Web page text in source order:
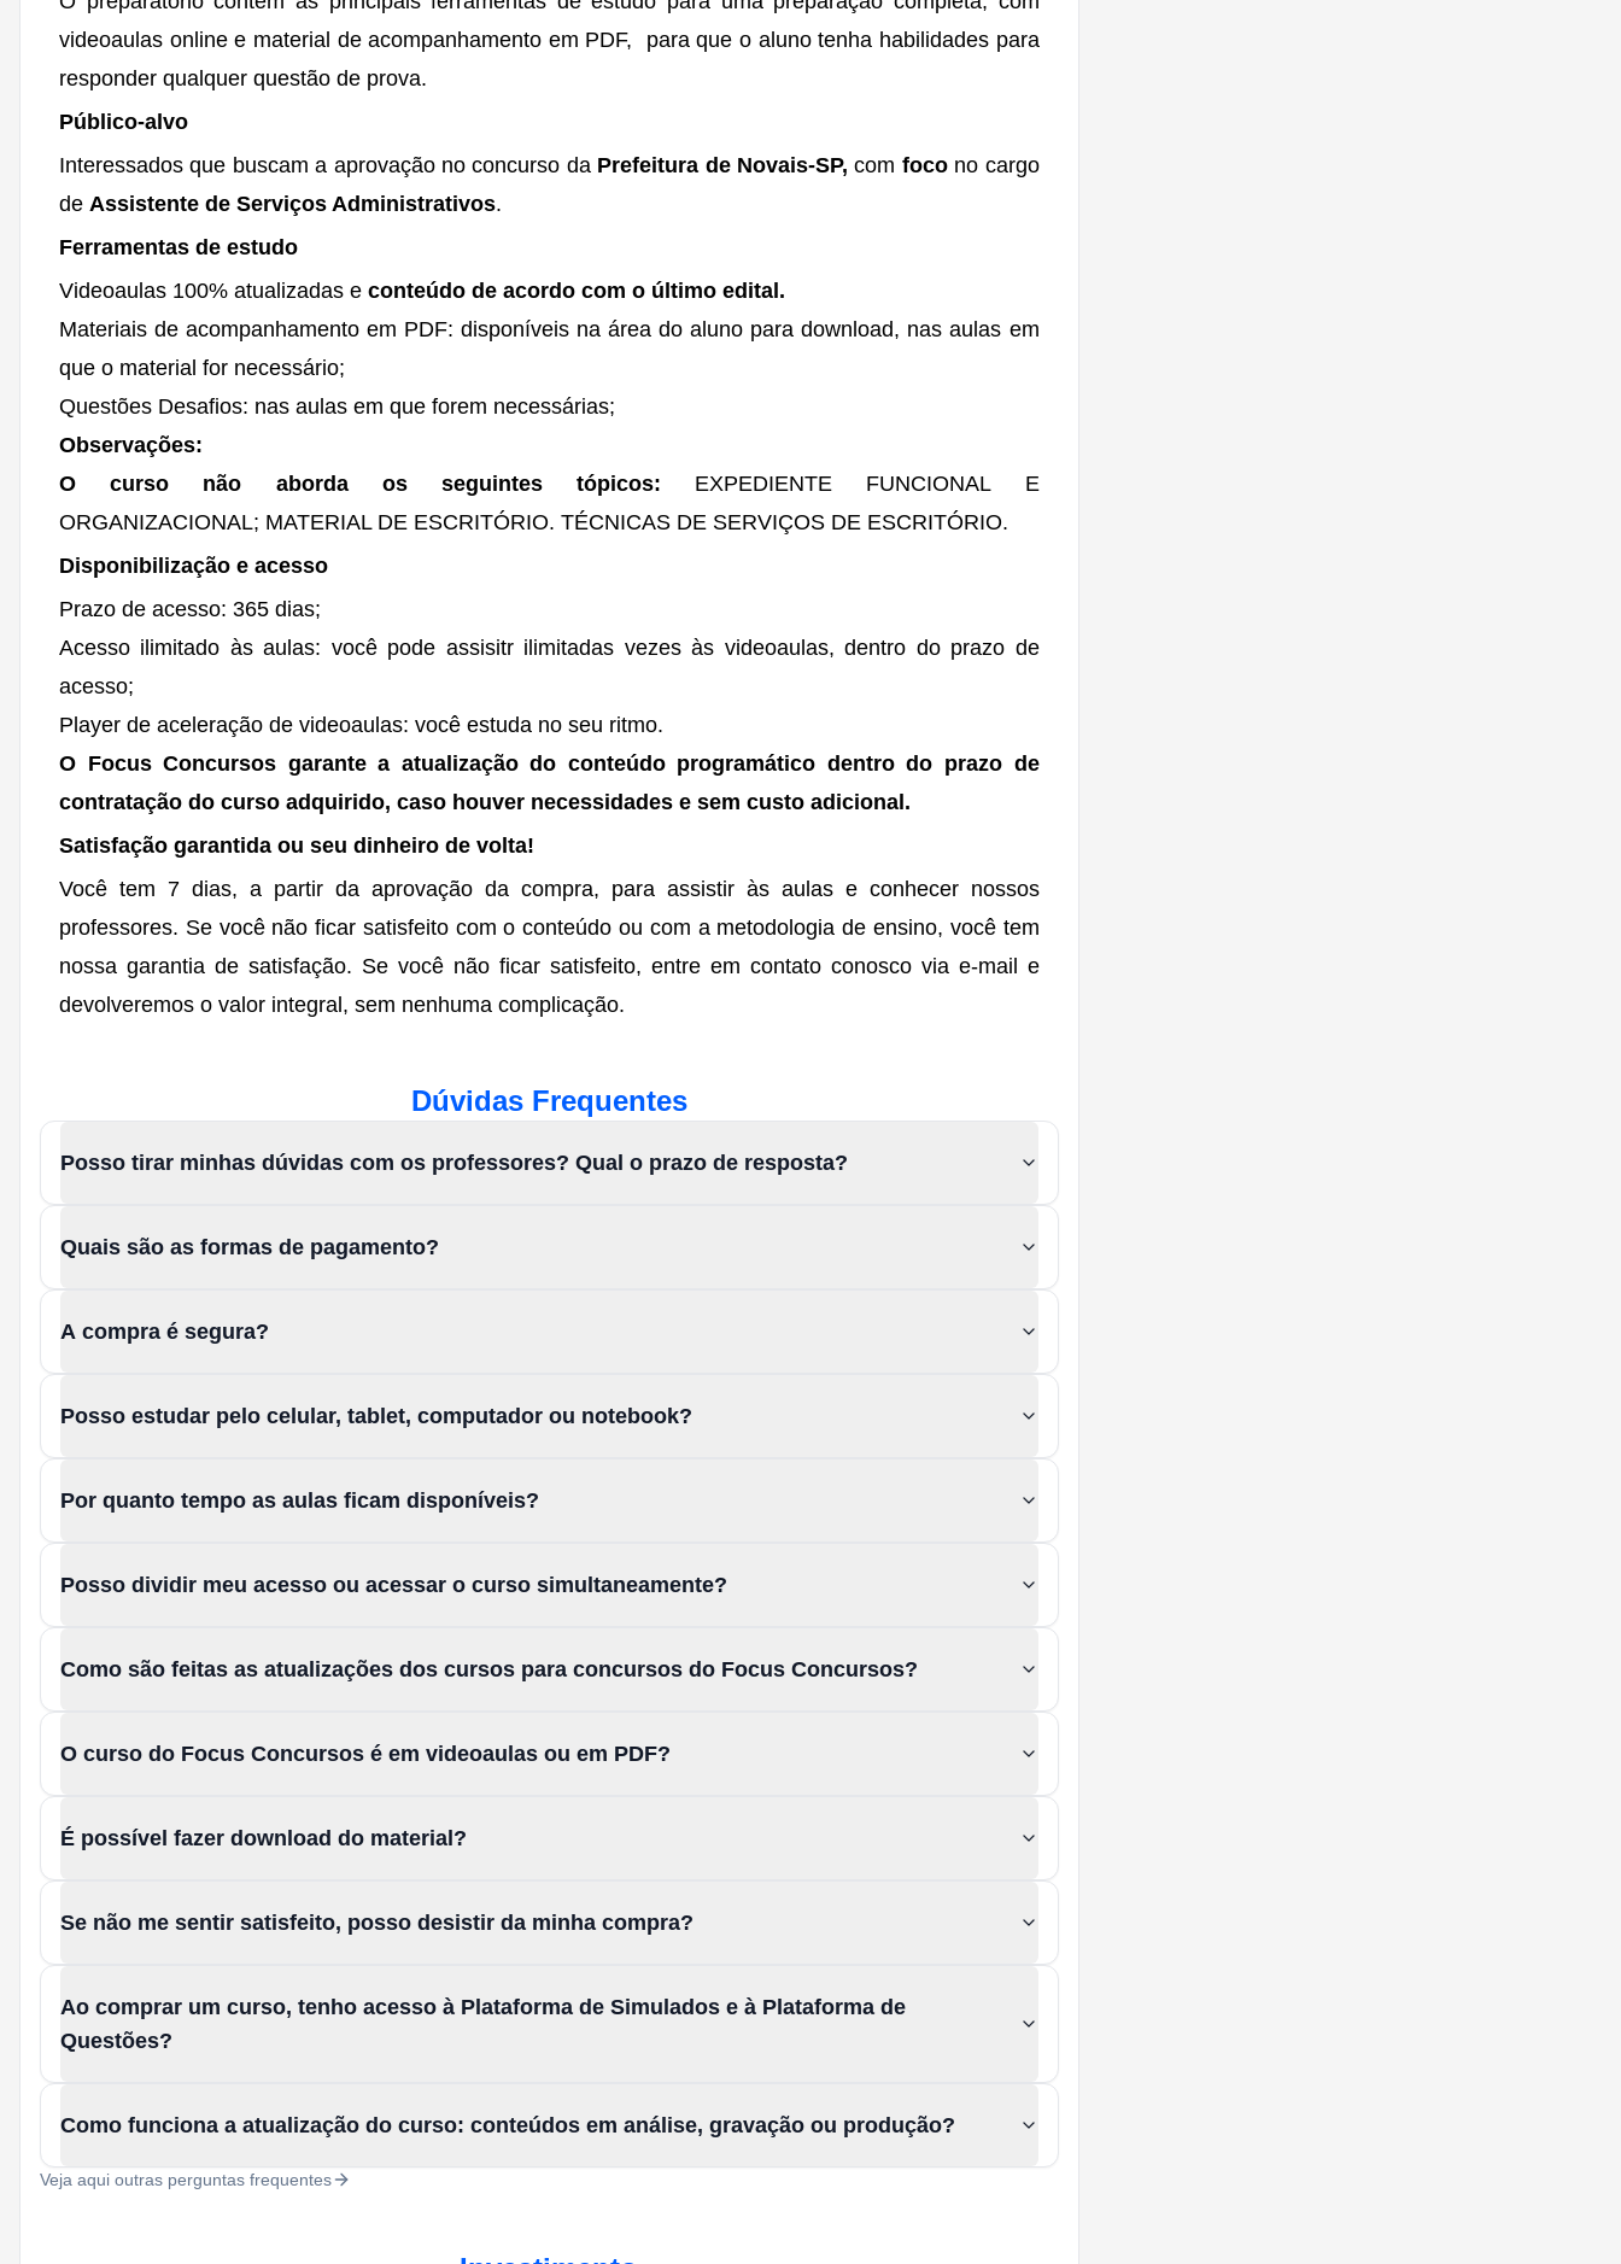
videoaulas online e material de acompanhamento em PDF, para que o aluno tenha habilidades para
responder qualquer questão de prova.
Público-alvo
Interessados que buscam a aprovação no concurso da Prefeitura de Novais-SP, com focono cargo
de Assistente de Serviços Administrativos.
Ferramentas de estudo
Videoaulas 100% atualizadas e conteúdo de acordo com o último edital.
Materiais de acompanhamento em PDF: disponíveis na área do aluno para download, nas aulas em
que o material for necessário;
Questões Desafios: nas aulas em que forem necessárias;
Observações:
O curso não aborda os seguintes tópicos: EXPEDIENTE FUNCIONAL E
ORGANIZACIONAL; MATERIAL DE ESCRITÓRIO. TÉCNICAS DE SERVIÇOS DE ESCRITÓRIO.
Disponibilização e acesso
Prazo de acesso: 365 dias;
Acesso ilimitado às aulas: você pode assisitr ilimitadas vezes às videoaulas, dentro do prazo de
acesso;
Player de aceleração de videoaulas: você estuda no seu ritmo.
O Focus Concursos garante a atualização do conteúdo programático dentro do prazo de
contratação do curso adquirido, caso houver necessidades e sem custo adicional.
Satisfação garantida ou seu dinheiro de volta!
Você tem 7 dias, a partir da aprovação da compra, para assistir às aulas e conhecer nossos
professores. Se você não ficar satisfeito com o conteúdo ou com a metodologia de ensino, você tem
nossa garantia de satisfação. Se você não ficar satisfeito, entre em contato conosco via e-mail e
devolveremos o valor integral, sem nenhuma complicação.
Dúvidas Frequentes
Posso tirar minhas dúvidas com os professores? Qual o prazo de resposta?
Quais são as formas de pagamento?
A compra é segura?
Posso estudar pelo celular, tablet, computador ou notebook?
Por quanto tempo as aulas ficam disponíveis?
Posso dividir meu acesso ou acessar o curso simultaneamente?
Como são feitas as atualizações dos cursos para concursos do Focus Concursos?
O curso do Focus Concursos é em videoaulas ou em PDF?
É possível fazer download do material?
Se não me sentir satisfeito, posso desistir da minha compra?
Ao comprar um curso, tenho acesso à Plataforma de Simulados e à Plataforma de
Questões?
Como funciona a atualização do curso: conteúdos em análise, gravação ou produção?
Veja aqui outras perguntas frequentes